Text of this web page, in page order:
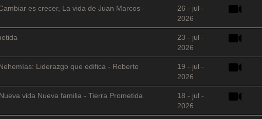
es crecer, La vida de Juan Marcos -
26 - jul -
2026
23 - jul -
2026
Liderazgo que edifica - Roberto
19 - jul -
2026
vida Nueva familia - Tierra Prometida
18 - jul -
2026